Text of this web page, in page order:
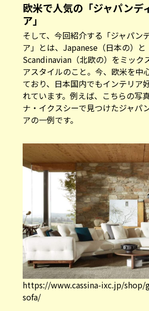
欧米で人気の「ジャパンデ
ア」
そして、今回紹介する「ジャパン
ア」とは、Japanese（日本の）と
Scandinavian（北欧の）をミック
アスタイルのこと。今、欧米を中
ており、日本国内でもインテリア
れています。例えば、こちらの写
ナ・イクスシーで見つけたジャパ
アの一例です。
https://www.cassina-ixc.jp/shop/
sofa/